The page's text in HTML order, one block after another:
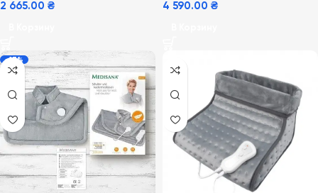
2 665.00 ₴ 4 590.00 ₴
-17%